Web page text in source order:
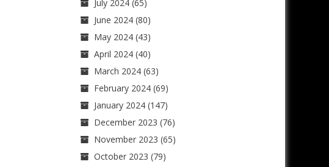
July 2024(65)
June 2024(80)
May 2024(43)
April 2024(40)
March 2024(63)
February 2024(69)
January 2024(147)
December 2023 (76)
November 2023 (65)
October 2023 (79)